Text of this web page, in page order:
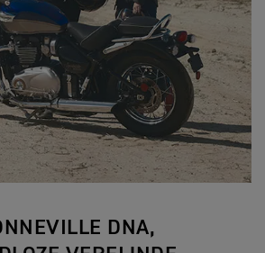
DNA,